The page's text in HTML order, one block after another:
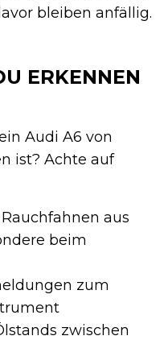
bleiben anfällig.
ERKENNEN
Audi A6 von
ist? Achte auf
aus
beim
zum
zwischen